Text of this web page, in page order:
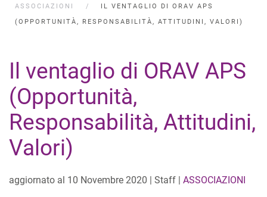
ASSOCIAZIONI
IL VENTAGLIO DI ORAV APS
(OPPORTUNITÀ, RESPONSABILITÀ, ATTITUDINI, VALORI)
Il ventaglio di ORAV APS
(Opportunità,
Responsabilità, Attitudini,
Valori)
aggiornato al 10 Novembre 2020 | Staff | ASSOCIAZIONI